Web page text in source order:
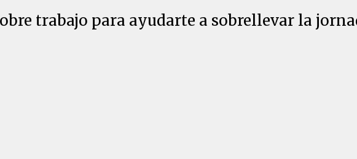
trabajo para ayudarte a sobrellevar la